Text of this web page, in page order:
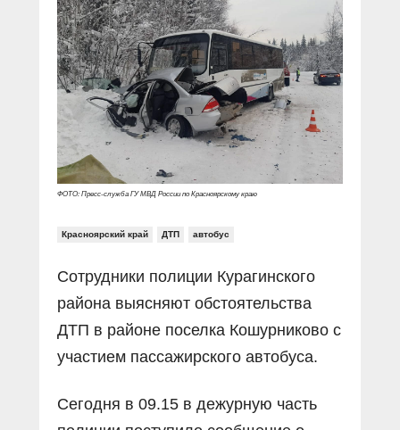
Социальные ролики
Документальные фильмы
Прямой разговор
В знании сила
Специальный репортаж
КиберПОСТОВОЙ
Газета «Щит и меч»
Журнал «Полиция России»
О ПОРТАЛЕ
Контакты
Вакансии
ФОТО: Пресс-служба ГУ МВД России по Красноярскому краю
Красноярский край ДТП автобус
Сотрудники полиции Курагинского
района выясняют обстоятельства
ДТП в районе поселка Кошурниково с
участием пассажирского автобуса.
Сегодня в 09.15 в дежурную часть